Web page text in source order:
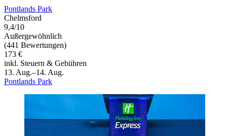
Pontlands Park
Chelmsford
9,4/10
Außergewöhnlich
(441 Bewertungen)
173 €
inkl. Steuern & Gebühren
13. Aug.–14. Aug.
Pontlands Park